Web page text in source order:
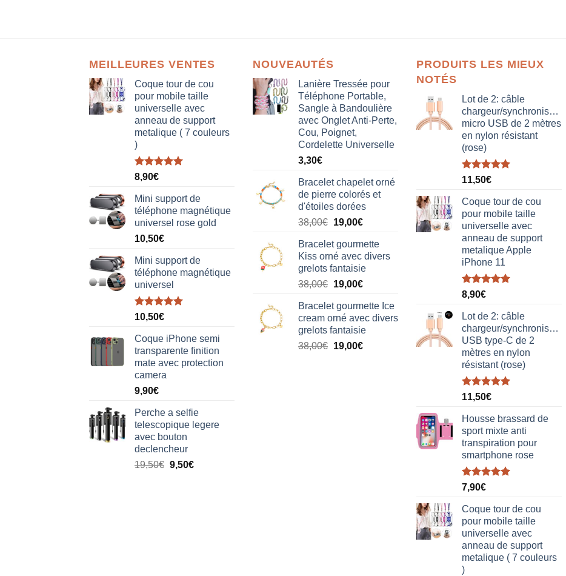
MEILLEURES VENTES
Coque tour de cou
pour mobile taille
universelle avec
anneau de support
metalique ( 7 couleurs
)
Note5.00
sur 5
8,90€
Mini support de
téléphone magnétique
universel rose gold
10,50€
Mini support de
téléphone magnétique
universel
Note5.00
sur 5
10,50€
Coque iPhone semi
transparente finition
mate avec protection
camera
9,90€
Perche a selfie
telescopique legere
avec bouton
declencheur
19,50€ 9,50€
NOUVEAUTÉS
Lanière Tressée pour
Téléphone Portable,
Sangle à Bandoulière
avec Onglet Anti-Perte,
Cou, Poignet,
Cordelette Universelle
3,30€
Bracelet chapelet orné
de pierre colorés et
d'étoiles dorées
38,00€ Le
initial
était :
38,00€.
19,00€Le
actuel
est :
19,00€.
Bracelet gourmette
Kiss orné avec divers
grelots fantaisie
38,00€ Le
initial
était :
38,00€.
19,00€Le
actuel
est :
19,00€.
Bracelet gourmette Ice
cream orné avec divers
grelots fantaisie
38,00€ Le
19,00€Le
PRODUITS LES MIEUX
NOTÉS
Lot de 2: câble
chargeur/synchronisation
micro USB de 2 mètres
en nylon résistant
(rose)
Note5.00
sur 5
11,50€
Coque tour de cou
pour mobile taille
universelle avec
anneau de support
metalique Apple
iPhone 11
Note5.00
sur 5
8,90€
Lot de 2: câble
chargeur/synchronisation
USB type-C de 2
mètres en nylon
résistant (rose)
Note5.00
sur 5
11,50€
Housse brassard de
sport mixte anti
transpiration pour
smartphone rose
Note5.00
sur 5
7,90€
Coque tour de cou
pour mobile taille
universelle avec
anneau de support
metalique ( 7 couleurs
)